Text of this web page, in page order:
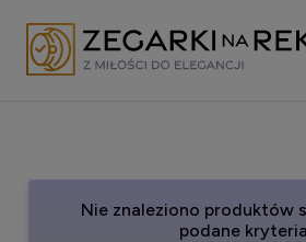
Nie znaleziono produktów
podane